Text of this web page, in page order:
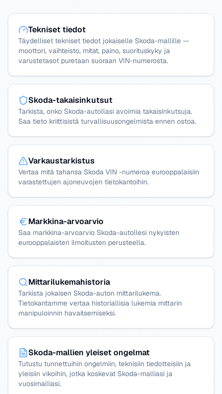
Tekniset tiedot
Täydelliset tekniset tiedot jokaiselle Skoda-mallille —
moottori, vaihteisto, mitat, paino, suorituskyky ja
varustetasot puretaan suoraan VIN-numerosta.
Skoda-takaisinkutsut
Tarkista, onko Skoda-autollasi avoimia takaisinkutsuja.
Saa tieto kriittisistä turvallisuusongelmista ennen ostoa.
Varkaustarkistus
Vertaa mitä tahansa Skoda VIN -numeroa eurooppalaisiin
varastettujen ajoneuvojen tietokantoihin.
Markkina-arvoarvio
Saa markkina-arvoarvio Skoda-autollesi nykyisten
eurooppalaisten ilmoitusten perusteella.
Mittarilukemahistoria
Tarkista jokaisen Skoda-auton mittarilukema.
Tietokantamme vertaa historiallisia lukemia mittarin
manipuloinnin havaitsemiseksi.
Skoda-mallien yleiset ongelmat
Tutustu tunnettuihin ongelmiin, teknisiin tiedotteisiin ja
yleisiin vikoihin, jotka koskevat Skoda-malliasi ja
vuosimalliasi.